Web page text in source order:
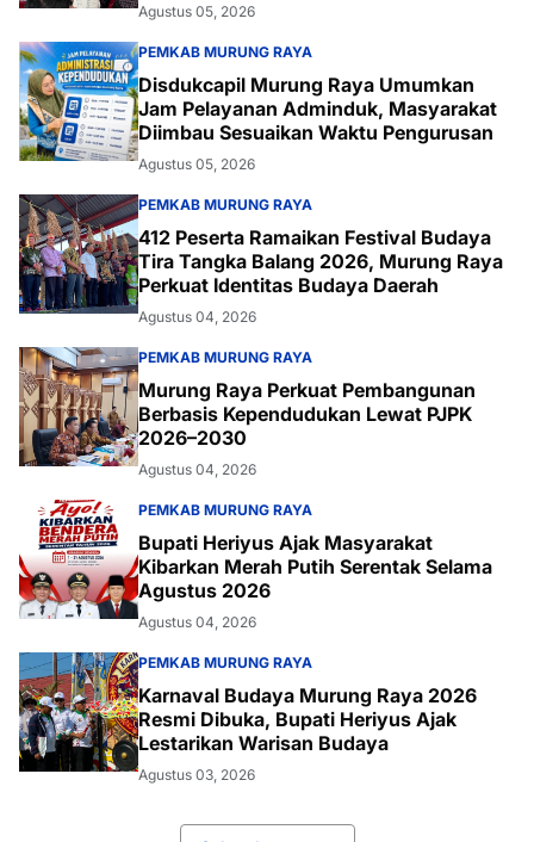
Agustus 05, 2026
PEMKAB MURUNG RAYA
Disdukcapil Murung Raya Umumkan
Jam Pelayanan Adminduk, Masyarakat
Diimbau Sesuaikan Waktu Pengurusan
Agustus 05, 2026
PEMKAB MURUNG RAYA
412 Peserta Ramaikan Festival Budaya
Tira Tangka Balang 2026, Murung Raya
Perkuat Identitas Budaya Daerah
Agustus 04, 2026
PEMKAB MURUNG RAYA
Murung Raya Perkuat Pembangunan
Berbasis Kependudukan Lewat PJPK
2026–2030
Agustus 04, 2026
PEMKAB MURUNG RAYA
Bupati Heriyus Ajak Masyarakat
Kibarkan Merah Putih Serentak Selama
Agustus 2026
Agustus 04, 2026
PEMKAB MURUNG RAYA
Karnaval Budaya Murung Raya 2026
Resmi Dibuka, Bupati Heriyus Ajak
Lestarikan Warisan Budaya
Agustus 03, 2026